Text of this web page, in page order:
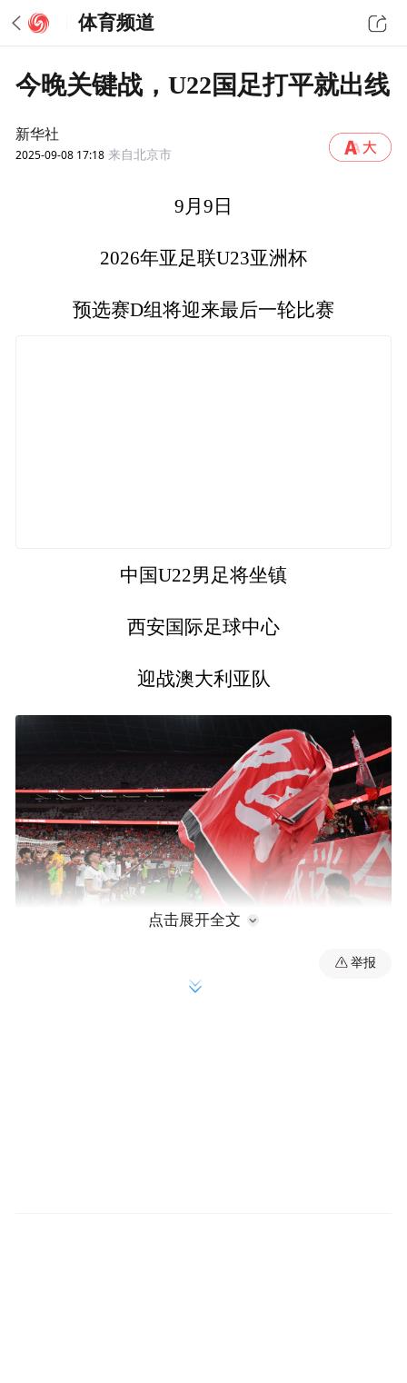
体育频道
今晚关键战，U22国足打平就出线
新华社
2025-09-08 17:18 来自北京市
9月9日
2026年亚足联U23亚洲杯
预选赛D组将迎来最后一轮比赛
中国U22男足将坐镇
西安国际足球中心
迎战澳大利亚队
点击展开全文
举报